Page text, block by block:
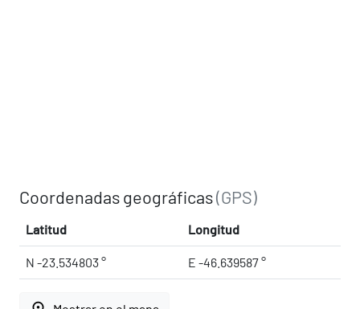
Coordenadas geográficas(GPS)
Latitud Longitud
N -23.534803 ° E -46.639587 °